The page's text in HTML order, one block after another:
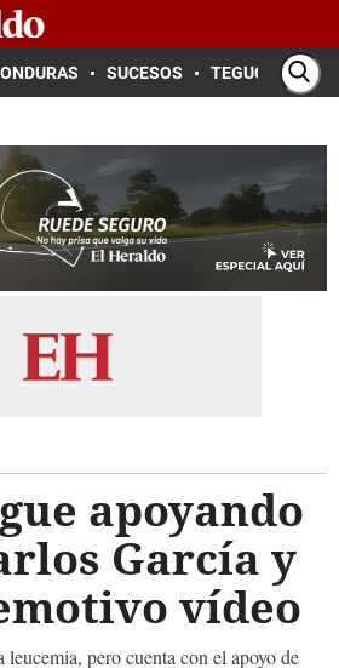
SUCESOS TEGUCIGALPA
apoyando
García y
vídeo
pero cuenta con el apoyo de